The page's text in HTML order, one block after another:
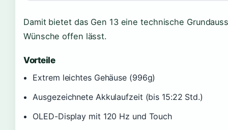
Damit bietet das Gen 13 eine technische
Wünsche offen lässt.
Vorteile
Extrem leichtes Gehäuse (996g)
Ausgezeichnete Akkulaufzeit (bis 15:22 Std.)
OLED-Display mit 120 Hz und Touch